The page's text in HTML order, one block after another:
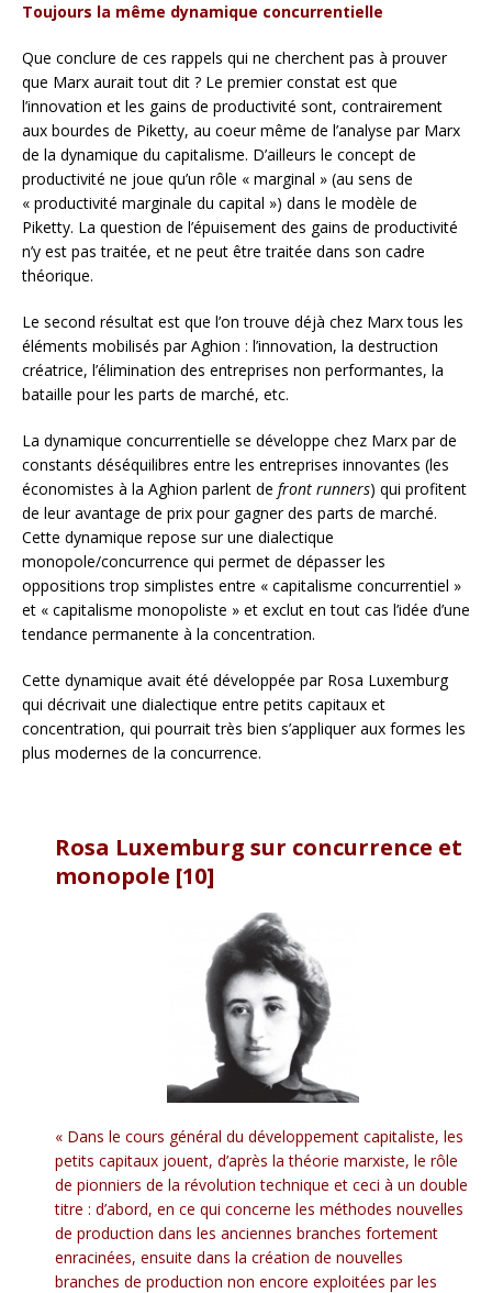
Toujours la même dynamique concurrentielle
Que conclure de ces rappels qui ne cherchent pas à prouver
que Marx aurait tout dit ? Le premier constat est que
l’innovation et les gains de productivité sont, contrairement
aux bourdes de Piketty, au coeur même de l’analyse par Marx
de la dynamique du capitalisme. D’ailleurs le concept de
productivité ne joue qu’un rôle « marginal » (au sens de
« productivité marginale du capital ») dans le modèle de
Piketty. La question de l’épuisement des gains de productivité
n’y est pas traitée, et ne peut être traitée dans son cadre
théorique.
Le second résultat est que l’on trouve déjà chez Marx tous les
éléments mobilisés par Aghion : l’innovation, la destruction
créatrice, l’élimination des entreprises non performantes, la
bataille pour les parts de marché, etc.
La dynamique concurrentielle se développe chez Marx par de
constants déséquilibres entre les entreprises innovantes (les
économistes à la Aghion parlent de front runners) qui profitent
de leur avantage de prix pour gagner des parts de marché.
Cette dynamique repose sur une dialectique
monopole/concurrence qui permet de dépasser les
oppositions trop simplistes entre « capitalisme concurrentiel »
et « capitalisme monopoliste » et exclut en tout cas l’idée d’une
tendance permanente à la concentration.
Cette dynamique avait été développée par Rosa Luxemburg
qui décrivait une dialectique entre petits capitaux et
concentration, qui pourrait très bien s’appliquer aux formes les
plus modernes de la concurrence.
Rosa Luxemburg sur concurrence et
monopole [10]
« Dans le cours général du développement capitaliste, les
petits capitaux jouent, d’après la théorie marxiste, le rôle
de pionniers de la révolution technique et ceci à un double
titre : d’abord, en ce qui concerne les méthodes nouvelles
de production dans les anciennes branches fortement
enracinées, ensuite dans la création de nouvelles
branches de production non encore exploitées par les